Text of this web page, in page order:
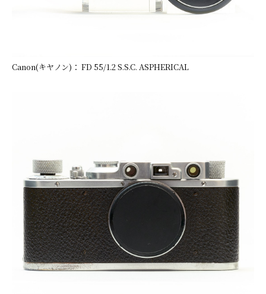
Canon(キヤノン)： FD 55/1.2 S.S.C. ASPHERICAL